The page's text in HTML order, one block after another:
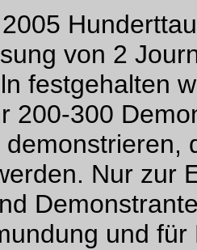
von 2
festgehalten
200-300
Nur zur
und